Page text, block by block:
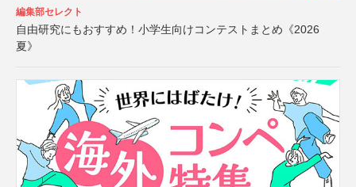
編集部セレクト
自由研究にもおすすめ！小学生向けコンテストまとめ《2026
夏》